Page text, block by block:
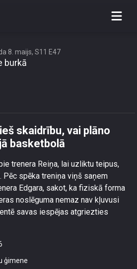
vieš skaidrību, vai plāno
8. maijs, S11 E47
burkā
skaidrību, vai plāno
basketbolā
trenera Reiņa, lai uzliktu teipus,
spēka treniņa viņš saņem
Edgara, sakot, ka fiziskā forma
noslēguma nemaz nav kļuvusi
savas iespējas atgriezties
ģimene